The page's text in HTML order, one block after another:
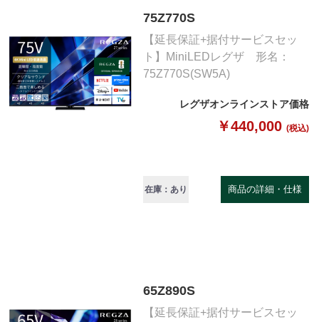
75Z770S
【延長保証+据付サービスセッ
ト】MiniLEDレグザ 形名：
75Z770S(SW5A)
レグザオンラインストア価格
￥440,000 (税込)
在庫：あり 商品の詳細・仕様
65Z890S
【延長保証+据付サービスセッ